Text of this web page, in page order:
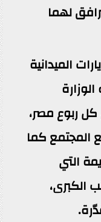
لهما
الميدانية
ربوع مصر،
المجتمع كما
التي
الكبرى،